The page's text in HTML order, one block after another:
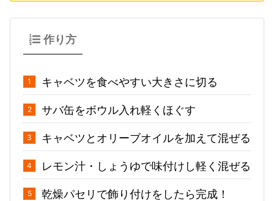
作り方
キャベツを食べやすい大きさに切る
サバ缶をボウル入れ軽くほぐす
キャベツとオリーブオイルを加えて混ぜる
レモン汁・しょうゆで味付けし軽く混ぜる
乾燥パセリで飾り付けをしたら完成！